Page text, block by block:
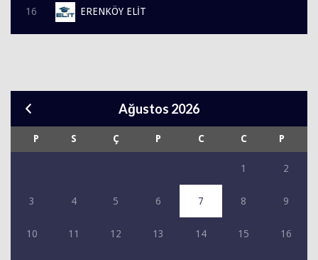
16 ERENKÖY ELİT
Ağustos 2026
P S Ç P C C P
1 2
3 4 5 6 7 8 9
10 11 12 13 14 15 16